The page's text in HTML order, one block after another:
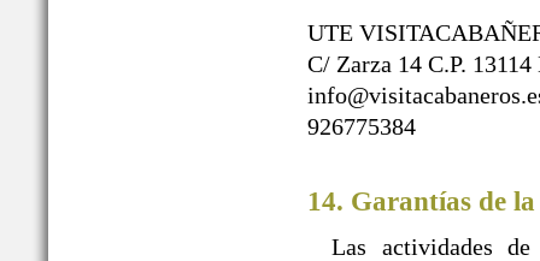
UTE
C/ Zarza 14 C.P.
926775384
14. Garantías de
Las actividades